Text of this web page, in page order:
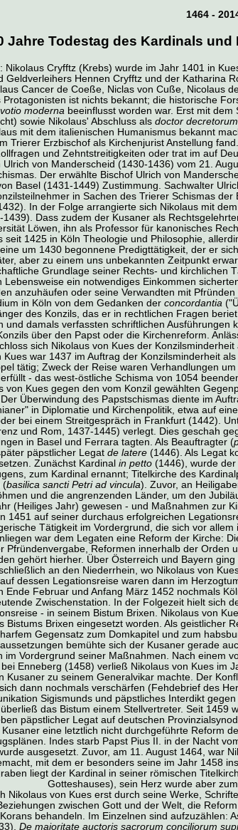
1464 -
Jahre Todestag des Kardinals
: Nikolaus Cryfftz (Krebs) wurde im Jahr 1401 in
Geldverleihers Hennen Cryfftz und der Katharina
Cancer de Coeße, Niclas von Cuße, Nicolaus
ist nichts bekannt; die historische
moderna beeinflusst worden war. Erst mit dem
sowie Nikolaus' Abschluss als doctor decretorum
mit dem italienischen Humanismus bekannt
Trierer Erzbischof als Kirchenjurist Anstellung
und Zehntstreitigkeiten oder trat im auf
Ulrich von Manderscheid (1430-1436) vom 21.
Der erwählte Bischof Ulrich von
Basel (1431-1449) Zustimmung. Sachwalter
in Sachen des Trierer Schismas
In der Folge arrangierte sich Nikolaus mit
1439). Dass zudem der Kusaner als
Löwen, ihn als Professor für kanonisches
seit 1425 in Köln Theologie und Philosophie,
um 1430 begonnene Predigttätigkeit, der er
aber zu einem uns unbekannten Zeitpunkt
Grundlage seiner Rechts- und kirchlichen
Lebensweise ein notwendiges Einkommen
anzuhäufen oder seine Verwandten mit
in Köln von dem Gedanken der concordantia
des Konzils, das er in rechtlichen Fragen
und damals verfassten schriftlichen
über den Papst oder die Kirchenreform.
sich Nikolaus von Kues der
Kues war 1437 im Auftrag der Konzilsminderheit
tätig; Zweck der Reise waren Verhandlungen
- das west-östliche Schisma von 1054
von Kues gegen den vom Konzil gewählten
Überwindung des Papstschismas diente im
in Diplomatie und Kirchenpolitik, etwa auf
bei einem Streitgespräch in Frankfurt (1442).
und Rom, 1437-1445) verlegt. Dies geschah
in Basel und Ferrara tagten. Als Beauftragter (
päpstlicher Legatde latere (1446). Als Legat
Zunächst Kardinal in petto(1446), wurde der
zum Kardinal ernannt; Titelkirche des
(basilica sancti Petri ad vincula). Zuvor, an
und die angrenzenden Länder, um den
(Heiliges Jahr) gewesen - und Maßnahmen zur
1451 auf seiner durchaus erfolgreichen
Tätigkeit im Vordergrund, die sich vor
war dem Legaten eine Reform der Kirche:
Pfründenvergabe, Reformen innerhalb der Orden
gehört hierher. Über Österreich und Bayern
an den Niederrhein, wo Nikolaus von
dessen Legationsreise waren dann im
Ende Februar und Anfang März 1452 nochmals
Zwischenstation. In der Folgezeit hielt sich
- in seinem Bistum Brixen. Nikolaus von
Bistums Brixen eingesetzt worden. Als geistlicher
Gegensatz zum Domkapitel und zum
bemühte sich der Kusaner gerade
im Vordergrund seiner Maßnahmen. Nach einem
Enneberg (1458) verließ Nikolaus von Kues im
Kusaner zu seinem Generalvikar machte. Der
dann nochmals verschärfen (Fehdebrief des
Sigismunds und päpstliches Interdikt
das Bistum einem Stellvertreter. Seit 1459
päpstlicher Legat auf deutschen
eine letztlich nicht durchgeführte Reform
Indes starb Papst Pius II. in der Nacht
ausgesetzt. Zuvor, am 11. August 1464, war
mit dem er besonders seine im Jahr 1458
liegt der Kardinal in seiner römischen
Gotteshauses), sein Herz wurde aber
Nikolaus von Kues erst durch seine Werke,
zwischen Gott und der Welt, die
behandeln. Im Einzelnen sind aufzuzählen:
De maioritate auctoris sacrorum conciliorum